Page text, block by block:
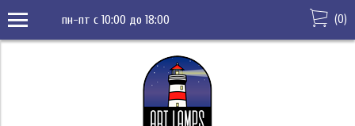
пн-пт с 10:00 до 18:00 (0)